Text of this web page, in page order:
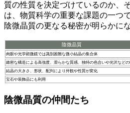
質の性質を決定づけているのか、
は、物質科学の重要な課題の一つ
陰微晶質の更なる秘密が明らかに
陰微晶質
肉眼や光学顕微鏡では識別困難な微小結晶の集合体
緻密な構造による高強度、滑らかな質感、独特の色合いや光沢など
結晶の大きさ、形状、配列により外観や性質が変化
宝石や装飾品にも利用
陰微晶質の仲間たち